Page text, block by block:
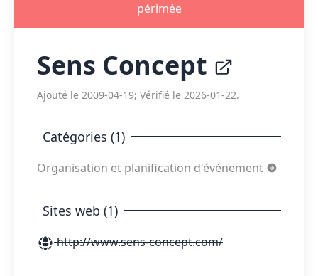
périmée
Sens Concept
Ajouté le 2009-04-19; Vérifié le 2026-01-22.
Catégories (1)
Organisation et planification d'événement
Sites web (1)
http://www.sens-concept.com/